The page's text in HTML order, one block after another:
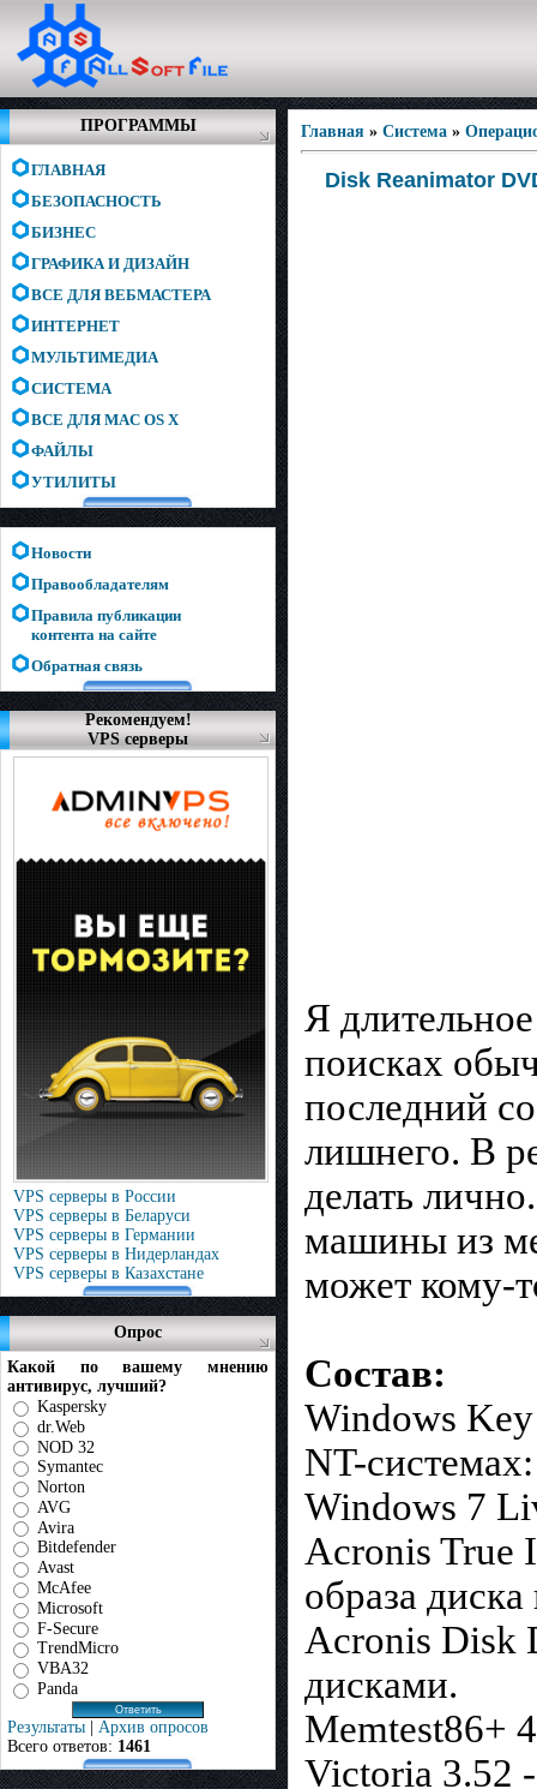
ПРОГРАММЫ
ГЛАВНАЯ
БЕЗОПАСНОСТЬ
БИЗНЕС
ГРАФИКА И ДИЗАЙН
ВСЕ ДЛЯ ВЕБМАСТЕРА
ИНТЕРНЕТ
МУЛЬТИМЕДИА
СИСТЕМА
ВСЕ ДЛЯ MAC OS X
ФАЙЛЫ
УТИЛИТЫ
Новости
Правообладателям
Правила публикации
контента на сайте
Обратная связь
Рекомендуем!
VPS серверы
VPS серверы в России
VPS серверы в Беларуси
VPS серверы в Германии
VPS серверы в Нидерландах
VPS серверы в Казахстане
Опрос
Какой по вашему мнению
антивирус, лучший?
Kaspersky
dr.Web
NOD 32
Symantec
Norton
AVG
Avira
Bitdefender
Avast
McAfee
Microsoft
F-Secure
TrendMicro
VBA32
Panda
Результаты | Архив опросов
Всего ответов: 1461
Главная » Система »
Disk Reanimator
Я
поисках
последний
лишнего. В
делать
машины из
может кому-
Состав:
Windows
NT-
Windows 7
Acronis True
образа
Acronis Disk
дисками.
Memtest86+
Victoria 3.52